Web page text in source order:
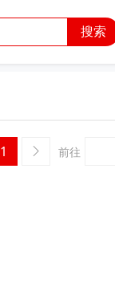
搜索
1 前往